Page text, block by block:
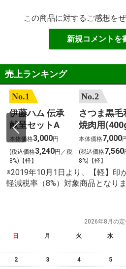
この商品に対するご感想を
新規コメントを
売上ランキング
No.1
伊藤ハム 伝承
献呈セットA
本体価格3,000円
(税込価格3,240円／税
8%)【軽】
No.2
さつま黒毛
焼肉用
本体価格7,000
(税込価格7,560
8%)【軽】
※2019年10月1日より、【軽】印
軽減税率（8%）対象商品となりま
2026年8月の定
日 月 火 水
2
3 4 5